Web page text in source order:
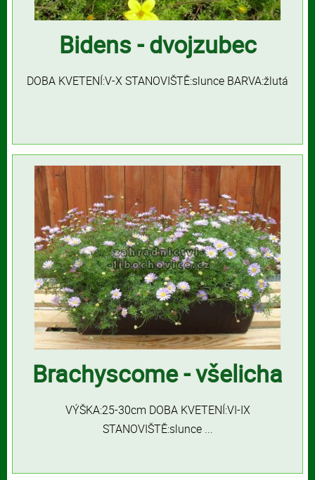
Bidens - dvojzubec
DOBA KVETENÍ:V-X STANOVIŠTĚ:slunce BARVA:žlutá
Brachyscome - všelicha
VÝŠKA:25-30cm DOBA KVETENÍ:VI-IX
STANOVIŠTĚ:slunce ...